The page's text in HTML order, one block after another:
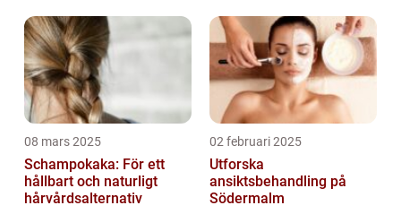
08 mars 2025
Schampokaka: För ett
hållbart och naturligt
hårvårdsalternativ
02 februari 2025
Utforska
ansiktsbehandling på
Södermalm